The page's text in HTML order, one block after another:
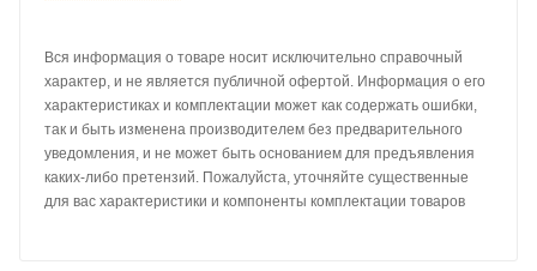
Вся информация о товаре носит исключительно справочный
характер, и не является публичной офертой. Информация о его
характеристиках и комплектации может как содержать ошибки,
так и быть изменена производителем без предварительного
уведомления, и не может быть основанием для предъявления
каких-либо претензий. Пожалуйста, уточняйте существенные
для вас характеристики и компоненты комплектации товаров